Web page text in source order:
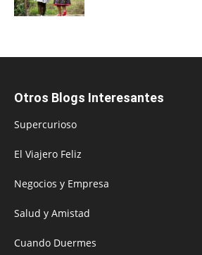
Otros Blogs Interesantes
Supercurioso
El Viajero Feliz
Negocios y Empresa
Salud y Amistad
Cuando Duermes